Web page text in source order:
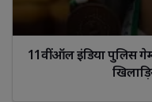
11वीं ऑल इंडिया पुलिस